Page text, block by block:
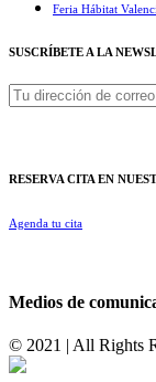
Feria Hábitat
SUSCRÍBETE A LA
RESERVA CITA EN
Agenda tu cita
Medios de
© 2021 | All Rights